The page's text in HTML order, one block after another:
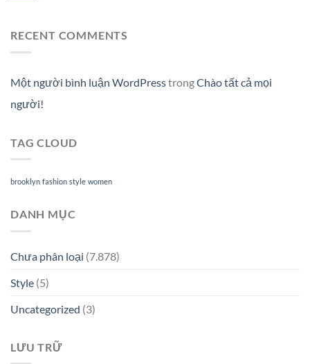
RECENT COMMENTS
Một người bình luận WordPresstrongChào tất cả mọi
người!
TAG CLOUD
brooklyn fashion style women
DANH MỤC
Chưa phân loại (7.878)
Style (5)
Uncategorized (3)
LƯU TRỮ